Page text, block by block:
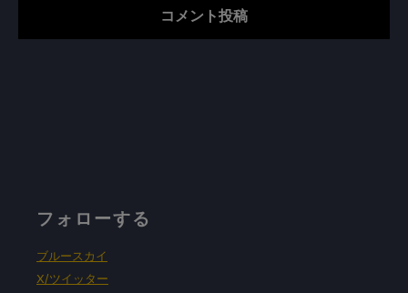
フォローする
ブルースカイ
X/ツイッター